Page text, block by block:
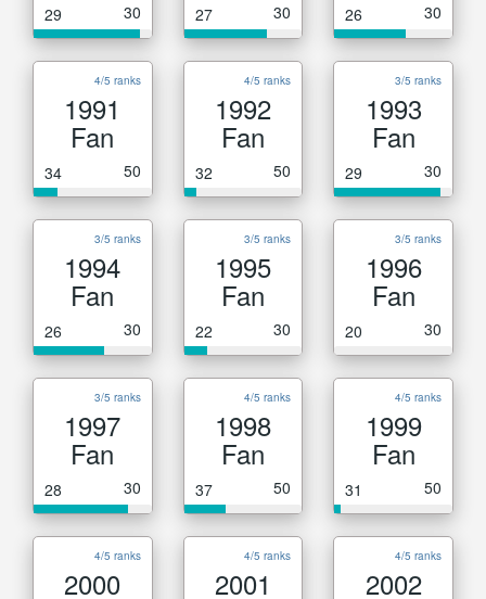
29 30 27 30 26 30
4/5 ranks
1991
Fan
34 50
4/5 ranks
1992
Fan
32 50
3/5 ranks
1993
Fan
29 30
3/5 ranks
1994
Fan
26 30
3/5 ranks
1995
Fan
22 30
3/5 ranks
1996
Fan
20 30
3/5 ranks
1997
Fan
28 30
4/5 ranks
1998
Fan
37 50
4/5 ranks
1999
Fan
31 50
4/5 ranks
2000
4/5 ranks
2001
4/5 ranks
2002